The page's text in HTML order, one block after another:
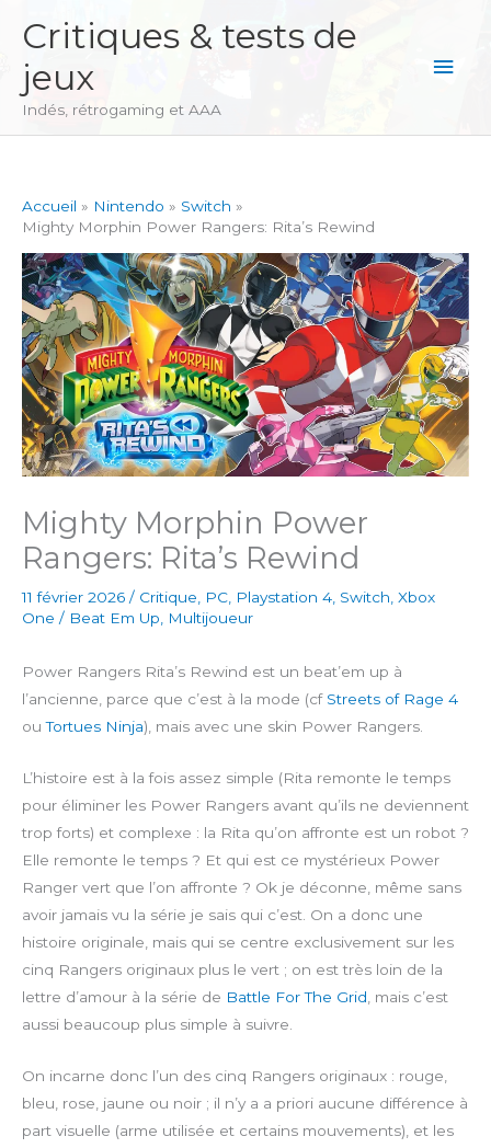
contenu
Critiques & tests de
jeux
Indés, rétrogaming et AAA
Accueil Nintendo
Switch
Mighty Morphin Power Rangers: Rita’s Rewind
Mighty Morphin Power
Rangers: Rita’s Rewind
11 février 2026 / Critique PC Playstation 4 Switch Xbox
One / Beat Em Up Multijoueur
Power Rangers Rita’s Rewind est un beat’em up à
l’ancienne, parce que c’est à la mode (cf Streets of Rage 4
ouTortues Ninja), mais avec une skin Power Rangers.
L’histoire est à la fois assez simple (Rita remonte le temps
pour éliminer les Power Rangers avant qu’ils ne deviennent
trop forts) et complexe : la Rita qu’on affronte est un robot ?
Elle remonte le temps ? Et qui est ce mystérieux Power
Ranger vert que l’on affronte ? Ok je déconne, même sans
avoir jamais vu la série je sais qui c’est. On a donc une
histoire originale, mais qui se centre exclusivement sur les
cinq Rangers originaux plus le vert ; on est très loin de la
lettre d’amour à la série de Battle For The Grid, mais c’est
aussi beaucoup plus simple à suivre.
On incarne donc l’un des cinq Rangers originaux : rouge,
bleu, rose, jaune ou noir ; il n’y a a priori aucune différence à
part visuelle (arme utilisée et certains mouvements), et les